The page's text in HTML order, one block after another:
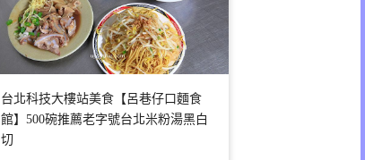
台北科技大樓站美食【呂巷仔口麵食
館】500碗推薦老字號台北米粉湯黑白
切